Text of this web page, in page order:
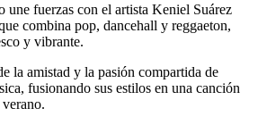
une fuerzas con el artista Keniel Suárez
combina pop, dancehall y reggaeton,
y vibrante.
la amistad y la pasión compartida de
fusionando sus estilos en una canción